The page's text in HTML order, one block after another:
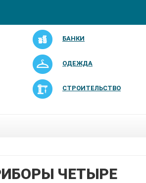
БАНКИ
ОДЕЖДА
СТРОИТЕЛЬСТВО
ЧЕТЫРЕ